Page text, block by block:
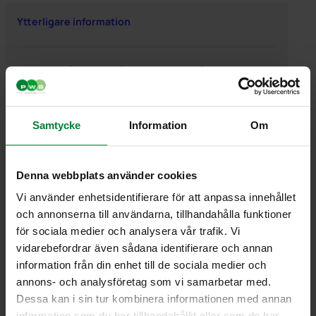
Samtycke Information Om
Denna webbplats använder cookies
Vi använder enhetsidentifierare för att anpassa innehållet
och annonserna till användarna, tillhandahålla funktioner
för sociala medier och analysera vår trafik. Vi
vidarebefordrar även sådana identifierare och annan
information från din enhet till de sociala medier och
annons- och analysföretag som vi samarbetar med.
Dessa kan i sin tur kombinera informationen med annan
Ytterligare information
Ytterligare information
PWS Nordic
PWS utvecklar
effektiva,
genomtänkta
produkter och
Media
Dokumentbibliotek
Bildbank
Filmer
Forum
Information
Kontakt
Om PWS
Policy/Riktlinjer
Personuppgifter
Cookiepolicy